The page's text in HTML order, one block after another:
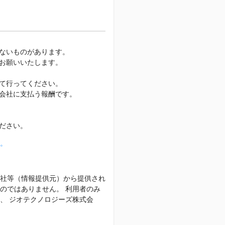
いものがあります。
願いいたします。
行ってください。
に支払う報酬です。
さい。
等（情報提供元）から提供され
ではありません。 利用者のみ
ジオテクノロジーズ株式会